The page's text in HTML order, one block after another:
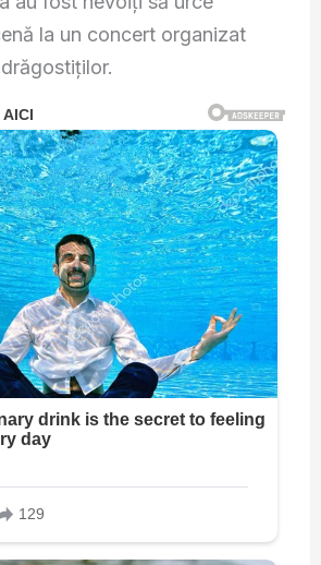
la un concert organizat